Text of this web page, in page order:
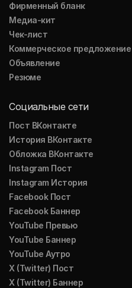
Фирменный бланк
Медиа-кит
Чек-лист
Коммерческое предложение
Объявление
Резюме
Социальные сети
Пост ВКонтакте
История ВКонтакте
Обложка ВКонтакте
Instagram Пост
Instagram История
Facebook Пост
Facebook Баннер
YouTube Превью
YouTube Баннер
YouTube Аутро
X (Twitter) Пост
X (Twitter) Баннер